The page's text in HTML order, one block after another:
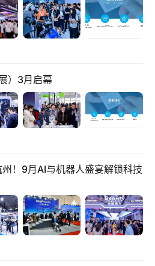
）3月启幕
！9月AI与机器人盛宴解锁科技